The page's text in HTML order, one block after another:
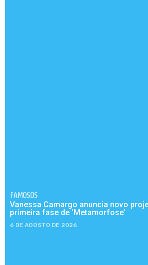
FAMOSOS
Vanessa Camargo anuncia novo
primeira fase de ‘Metamorfose’
6 DE AGOSTO DE 2026